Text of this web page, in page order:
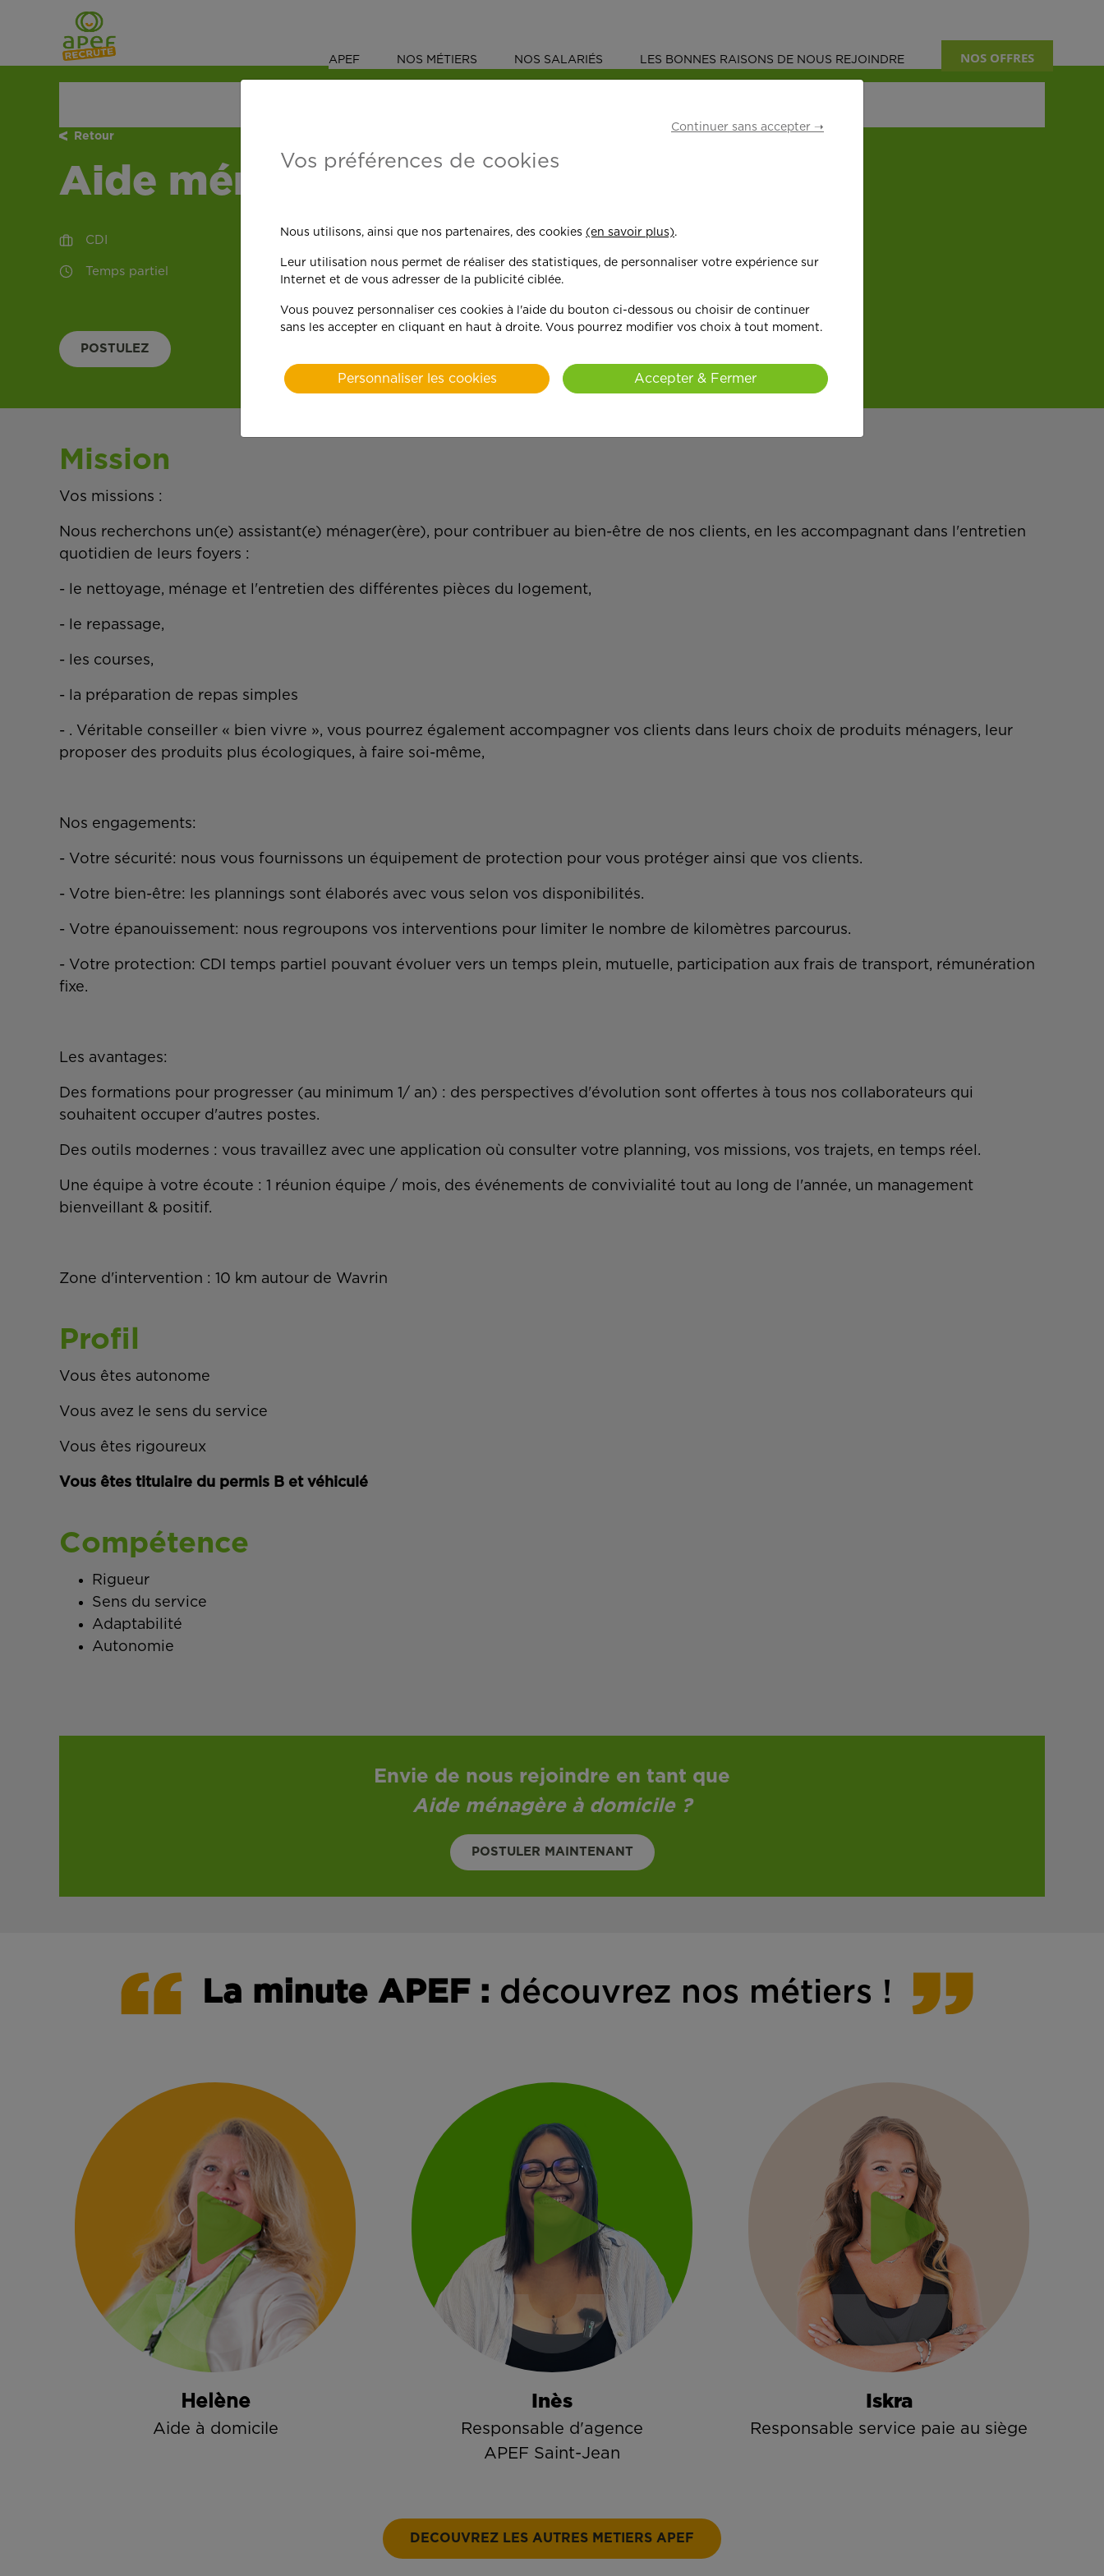
Navigation
Saut au contenu
APEF NOS MÉTIERS NOS SALARIÉS LES BONNES RAISONS DE NOUS REJOINDRE NOS OFFRES
Retour
Aide ménagère à domicile
CDI
Temps partiel
POSTULEZ
Mission
Vos missions :
Nous recherchons un(e) assistant(e) ménager(ère), pour contribuer au bien-être de nos clients, en les accompagnant dans l'entretien
quotidien de leurs foyers :
- le nettoyage, ménage et l'entretien des différentes pièces du logement,
- le repassage,
- les courses,
- la préparation de repas simples
- . Véritable conseiller « bien vivre », vous pourrez également accompagner vos clients dans leurs choix de produits ménagers, leur
proposer des produits plus écologiques, à faire soi-même,
Nos engagements:
- Votre sécurité: nous vous fournissons un équipement de protection pour vous protéger ainsi que vos clients.
- Votre bien-être: les plannings sont élaborés avec vous selon vos disponibilités.
- Votre épanouissement: nous regroupons vos interventions pour limiter le nombre de kilomètres parcourus.
- Votre protection: CDI temps partiel pouvant évoluer vers un temps plein, mutuelle, participation aux frais de transport, rémunération
fixe.
Les avantages:
Des formations pour progresser (au minimum 1/ an) : des perspectives d'évolution sont offertes à tous nos collaborateurs qui
souhaitent occuper d'autres postes.
Des outils modernes : vous travaillez avec une application où consulter votre planning, vos missions, vos trajets, en temps réel.
Une équipe à votre écoute : 1 réunion équipe / mois, des événements de convivialité tout au long de l'année, un management
bienveillant & positif.
Zone d'intervention : 10 km autour de Wavrin
Profil
Vous êtes autonome
Vous avez le sens du service
Vous êtes rigoureux
Vous êtes titulaire du permis B et véhiculé
Compétence
Rigueur
Sens du service
Adaptabilité
Autonomie
Envie de nous rejoindre en tant que
Aide ménagère à domicile ?
POSTULER MAINTENANT
La minute APEF : découvrez nos métiers !
Helène
Aide à domicile
Inès
Responsable d'agence
APEF Saint-Jean
Iskra
Responsable service paie au siège
DECOUVREZ LES AUTRES METIERS APEF
Continuer sans accepter ➝
Vos préférences de cookies
Nous utilisons, ainsi que nos partenaires, des cookies (en savoir plus).
Leur utilisation nous permet de réaliser des statistiques, de personnaliser votre expérience sur
Internet et de vous adresser de la publicité ciblée.
Vous pouvez personnaliser ces cookies à l'aide du bouton ci-dessous ou choisir de continuer
sans les accepter en cliquant en haut à droite. Vous pourrez modifier vos choix à tout moment.
Personnaliser les cookies Accepter & Fermer